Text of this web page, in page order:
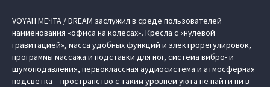
VOYAH МЕЧТА / DREAM заслужил в среде пользователей
наименования «офиса на колесах». Кресла с «нулевой
гравитацией», масса удобных функций и электрорегулировок,
программы массажа и подставки для ног, система вибро- и
шумоподавления, первоклассная аудиосистема и атмосферная
подсветка – пространство с таким уровнем уюта не найти ни в